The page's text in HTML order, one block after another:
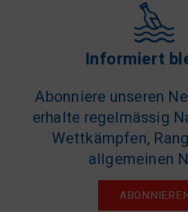
Informiert
Abonniere unseren
erhalte regelmässig
Wettkämpfen,
allgemeinen